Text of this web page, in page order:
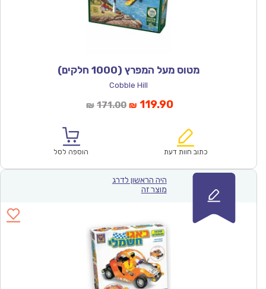
מטוס מעל המפרץ (1000 חלקים)
Cobble Hill
₪ 171.00המחיר
₪171.00.
₪ 119.90המחיר
הוא:
כתוב חוות דעת הוספה לסל
היה הראשון לדרג
מוצר זה